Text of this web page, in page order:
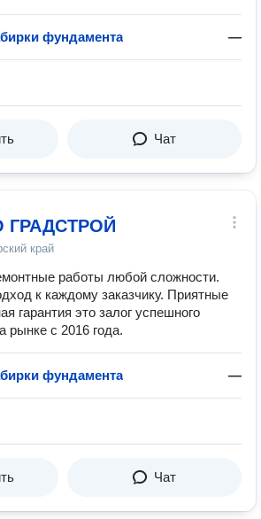
фундамента —
Чат
ГРАДСТРОЙ
край
работы любой сложности.
к каждому заказчику. Приятные
гарантия это залог успешного
рынке с 2016 года.
фундамента —
Чат